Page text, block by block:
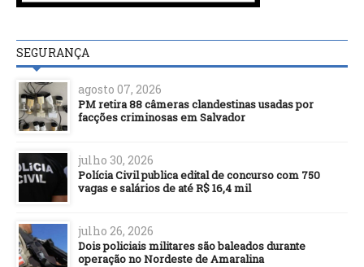
SEGURANÇA
agosto 07, 2026
PM retira 88 câmeras clandestinas usadas por
facções criminosas em Salvador
julho 30, 2026
Polícia Civil publica edital de concurso com 750
vagas e salários de até R$ 16,4 mil
julho 26, 2026
Dois policiais militares são baleados durante
operação no Nordeste de Amaralina